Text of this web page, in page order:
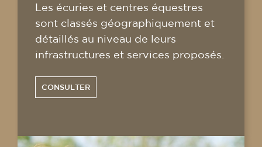
Les écuries et centres équestres
sont classés géographiquement et
détaillés au niveau de leurs
infrastructures et services proposés.
CONSULTER